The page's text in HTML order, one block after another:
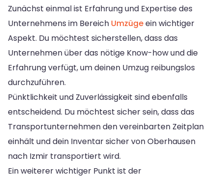
Zunächst einmal ist Erfahrung und Expertise des
Unternehmens im Bereich Umzügeein wichtiger
Aspekt. Du möchtest sicherstellen, dass das
Unternehmen über das nötige Know-how und die
Erfahrung verfügt, um deinen Umzug reibungslos
durchzuführen.
Pünktlichkeit und Zuverlässigkeit sind ebenfalls
entscheidend. Du möchtest sicher sein, dass das
Transportunternehmen den vereinbarten Zeitplan
einhält und dein Inventar sicher von Oberhausen
nach Izmir transportiert wird.
Ein weiterer wichtiger Punkt ist der